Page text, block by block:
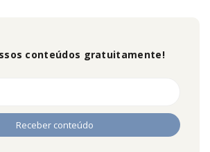
conteúdos gratuitamente!